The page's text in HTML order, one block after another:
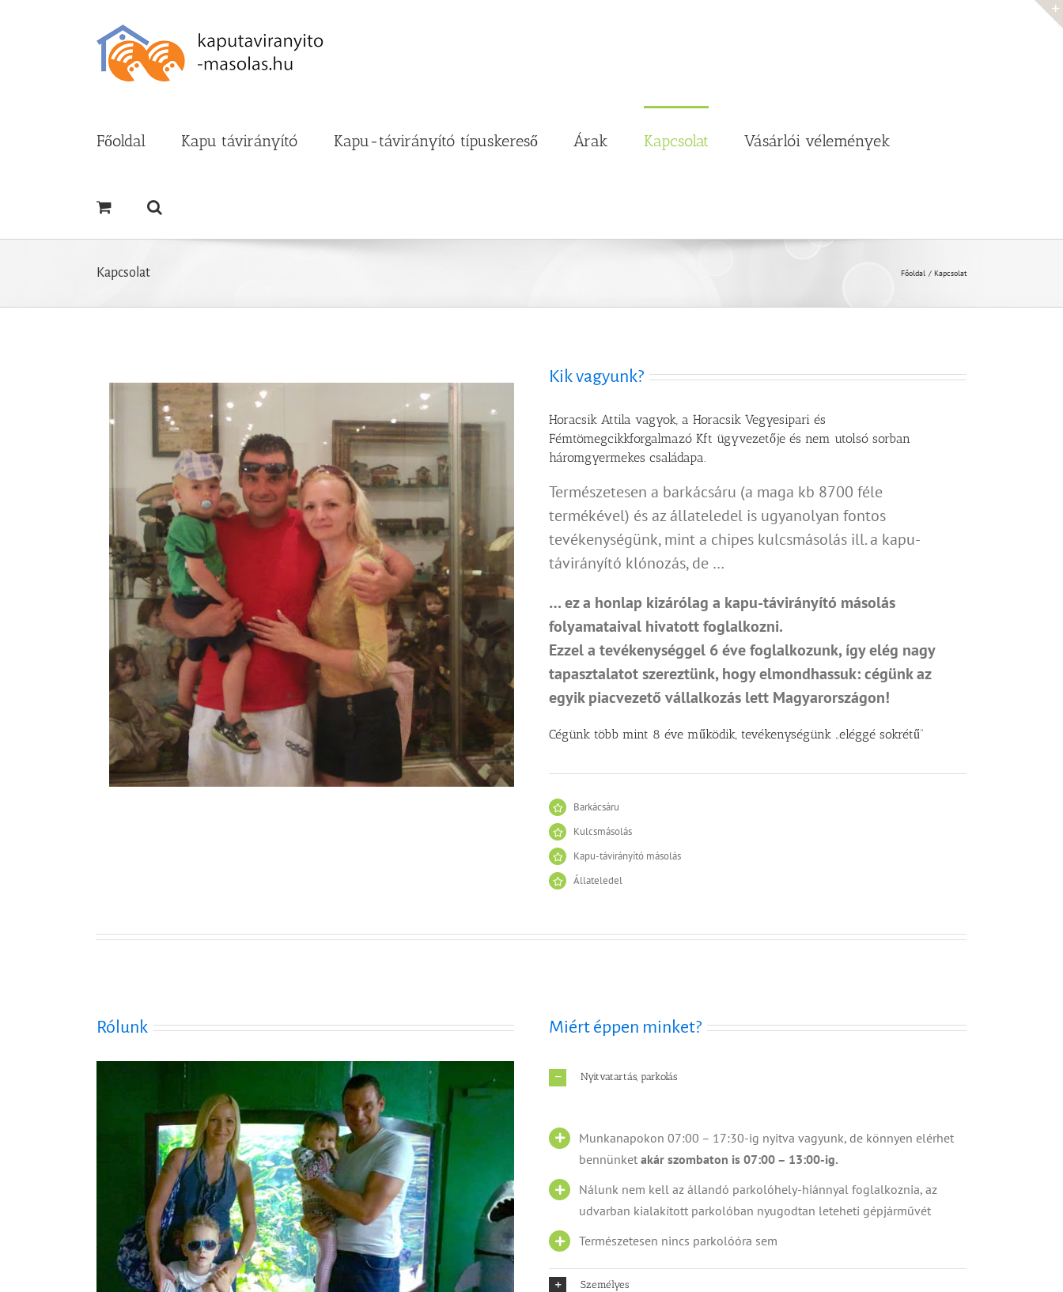
Főoldal Kapu távirányító Kapu-távirányító típuskereső Árak Kapcsolat Vásárlói vélemények
Kapcsolat Főoldal Kapcsolat
Kik vagyunk?
Horacsik Attila vagyok, a Horacsik Vegyesipari és
Fémtömegcikkforgalmazó Kft ügyvezetője és nem utolsó sorban
háromgyermekes családapa.
Természetesen a barkácsáru (a maga kb 8700 féle
termékével) és az állateledel is ugyanolyan fontos
tevékenységünk, mint a chipes kulcsmásolás ill. a kapu-
távirányító klónozás, de …
… ez a honlap kizárólag a kapu-távirányító másolás
folyamataival hivatott foglalkozni.
Ezzel a tevékenységgel 6 éve foglalkozunk, így elég nagy
tapasztalatot szereztünk, hogy elmondhassuk: cégünk az
egyik piacvezető vállalkozás lett Magyarországon!
Cégünk több mint 8 éve működik, tevékenységünk „eléggé sokrétű”
Barkácsáru
Kulcsmásolás
Kapu-távirányító másolás
Állateledel
Rólunk Miért éppen minket?
Nyitvatartás, parkolás
Munkanapokon 07:00 – 17:30-ig nyitva vagyunk, de könnyen elérhet
bennünketakár szombaton is 07:00 – 13:00-ig.
Nálunk nem kell az állandó parkolóhely-hiánnyal foglalkoznia, az
udvarban kialakított parkolóban nyugodtan leteheti gépjárművét
Természetesen nincs parkolóóra sem
Személyes